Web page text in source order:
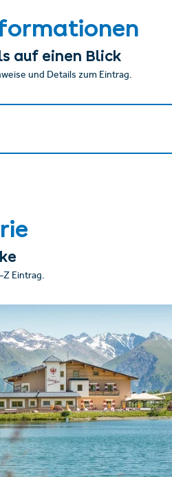
auf einen Blick
und Details zum Eintrag.
Eintrag.